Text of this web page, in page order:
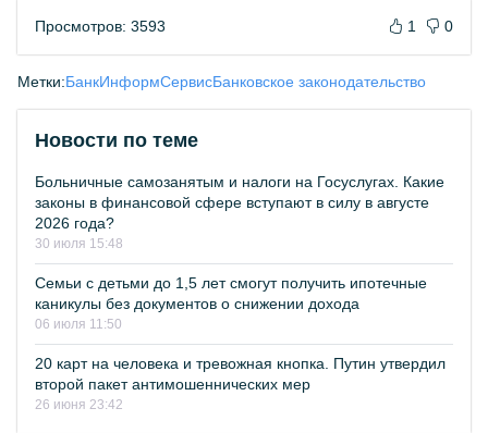
Просмотров: 3593 1 0
Метки:БанкИнформСервисБанковское законодательство
Новости по теме
Больничные самозанятым и налоги на Госуслугах. Какие
законы в финансовой сфере вступают в силу в августе
2026 года?
30 июля 15:48
Семьи с детьми до 1,5 лет смогут получить ипотечные
каникулы без документов о снижении дохода
06 июля 11:50
20 карт на человека и тревожная кнопка. Путин утвердил
второй пакет антимошеннических мер
26 июня 23:42